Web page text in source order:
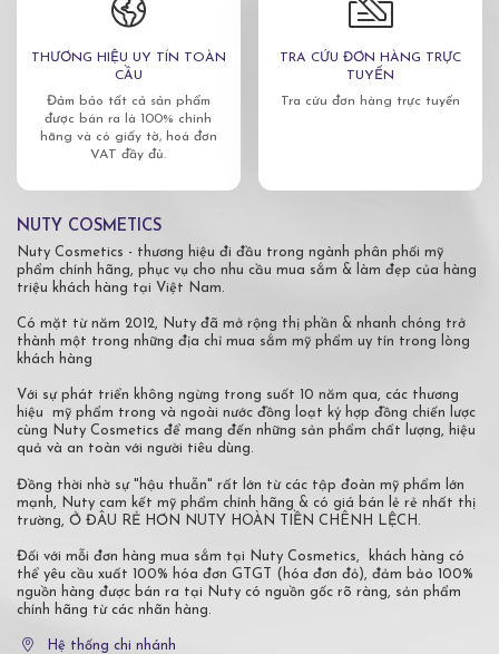
THƯƠNG HIỆU UY TÍN TOÀN
CẦU
Đảm bảo tất cả sản phẩm
được bán ra là 100% chính
hãng và có giấy tờ, hoá đơn
VAT đầy đủ.
TRA CỨU ĐƠN HÀNG TRỰC
TUYẾN
Tra cứu đơn hàng trực tuyến
NUTY COSMETICS
Nuty Cosmetics - thương hiệu đi đầu trong ngành phân phối mỹ
phẩm chính hãng, phục vụ cho nhu cầu mua sắm & làm đẹp của hàng
triệu khách hàng tại Việt Nam.
Có mặt từ năm 2012, Nuty đã mở rộng thị phần & nhanh chóng trở
thành một trong những địa chỉ mua sắm mỹ phẩm uy tín trong lòng
khách hàng
Với sự phát triển không ngừng trong suốt 10 năm qua, các thương
hiệu mỹ phẩm trong và ngoài nước đồng loạt ký hợp đồng chiến lược
cùng Nuty Cosmetics để mang đến những sản phẩm chất lượng, hiệu
quả và an toàn với người tiêu dùng.
Đồng thời nhờ sự "hậu thuẫn" rất lớn từ các tập đoàn mỹ phẩm lớn
mạnh, Nuty cam kết mỹ phẩm chính hãng & có giá bán lẻ rẻ nhất thị
trường, Ở ĐÂU RẺ HƠN NUTY HOÀN TIỀN CHÊNH LỆCH.
Đối với mỗi đơn hàng mua sắm tại Nuty Cosmetics, khách hàng có
thể yêu cầu xuất 100% hóa đơn GTGT (hóa đơn đỏ), đảm bảo 100%
nguồn hàng được bán ra tại Nuty có nguồn gốc rõ ràng, sản phẩm
chính hãng từ các nhãn hàng.
Hệ thống chi nhánh